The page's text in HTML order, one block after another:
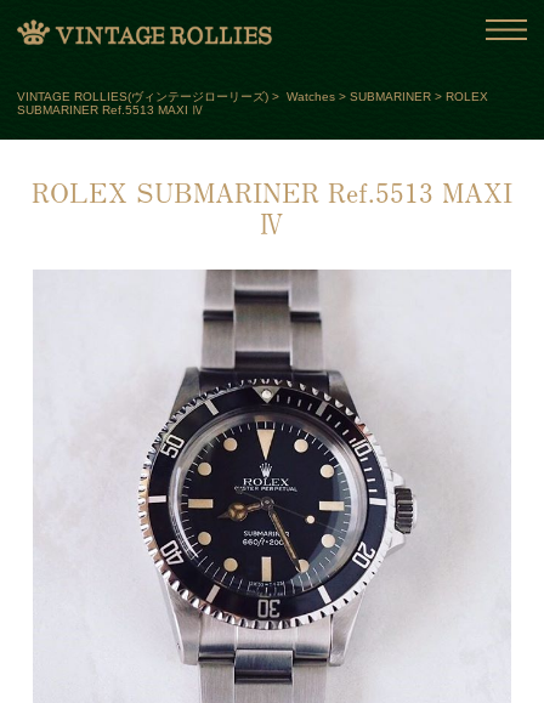
VINTAGE ROLLIES(ヴィンテージローリーズ) > Watches > SUBMARINER > ROLEX
SUBMARINER Ref.5513 MAXI Ⅳ
ROLEX SUBMARINER Ref.5513 MAXI
Ⅳ